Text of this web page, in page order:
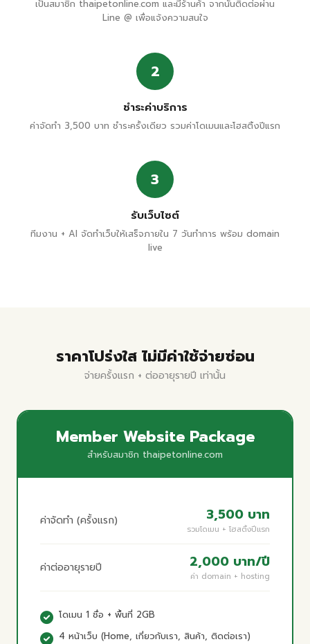
เป็นสมาชิก thaipetonline.com และมีร้านค้า จากนั้นติดต่อผ่าน
Line @ เพื่อแจ้งความสนใจ
2
ชำระค่าบริการ
ค่าจัดทำ 3,500 บาท ชำระครั้งเดียว รวมค่าโดเมนและโฮสติ้งปีแรก
3
รับเว็บไซต์
ทีมงาน + AI จัดทำเว็บให้เสร็จภายใน 7 วันทำการ พร้อม domain
live
ราคาโปร่งใส ไม่มีค่าใช้จ่ายซ่อน
จ่ายครั้งแรก + ต่ออายุรายปี เท่านั้น
Member Website Package
สำหรับสมาชิก thaipetonline.com
ค่าจัดทำ (ครั้งแรก) 3,500 บาท
รวมโดเมน + โฮสติ้งปีแรก
ค่าต่ออายุรายปี 2,000 บาท/ปี
ค่า domain + hosting
โดเมน 1 ชื่อ + พื้นที่ 2GB
4 หน้าเว็บ (Home, เกี่ยวกับเรา, สินค้า, ติดต่อเรา)